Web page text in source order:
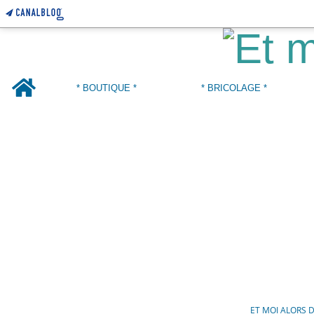
* BOUTIQUE *
* BRICOLAGE *
ET MOI ALORS